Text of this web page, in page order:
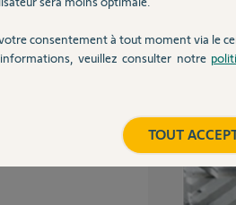
consentement à tout moment via le
veuillez consulter notre
TOUT